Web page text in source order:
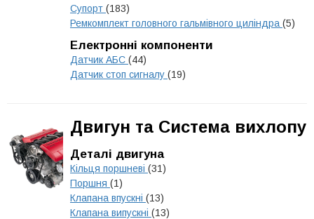
Супорт (183)
Ремкомплект головного гальмівного циліндра (5)
Електронні компоненти
Датчик АБС (44)
Датчик стоп сигналу (19)
Двигун та Система вихлопу
Деталі двигуна
Кільця поршневі (31)
Поршня (1)
Клапана впускні (13)
Клапана випускні (13)